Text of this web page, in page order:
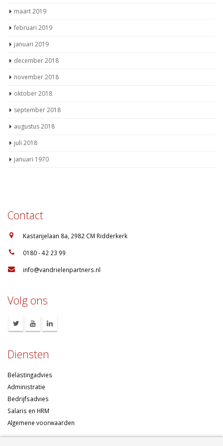
maart 2019
februari 2019
januari 2019
december 2018
november 2018
oktober 2018
september 2018
augustus 2018
juli 2018
januari 1970
Contact
Kastanjelaan 8a, 2982 CM Ridderkerk
0180 - 42 23 99
info@vandrielenpartners.nl
Volg ons
Diensten
Belastingadvies
Administratie
Bedrijfsadvies
Salaris en HRM
Algemene voorwaarden